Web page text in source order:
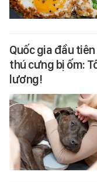
Quốc gia đầu
thú cưng bị ốm:
lương!